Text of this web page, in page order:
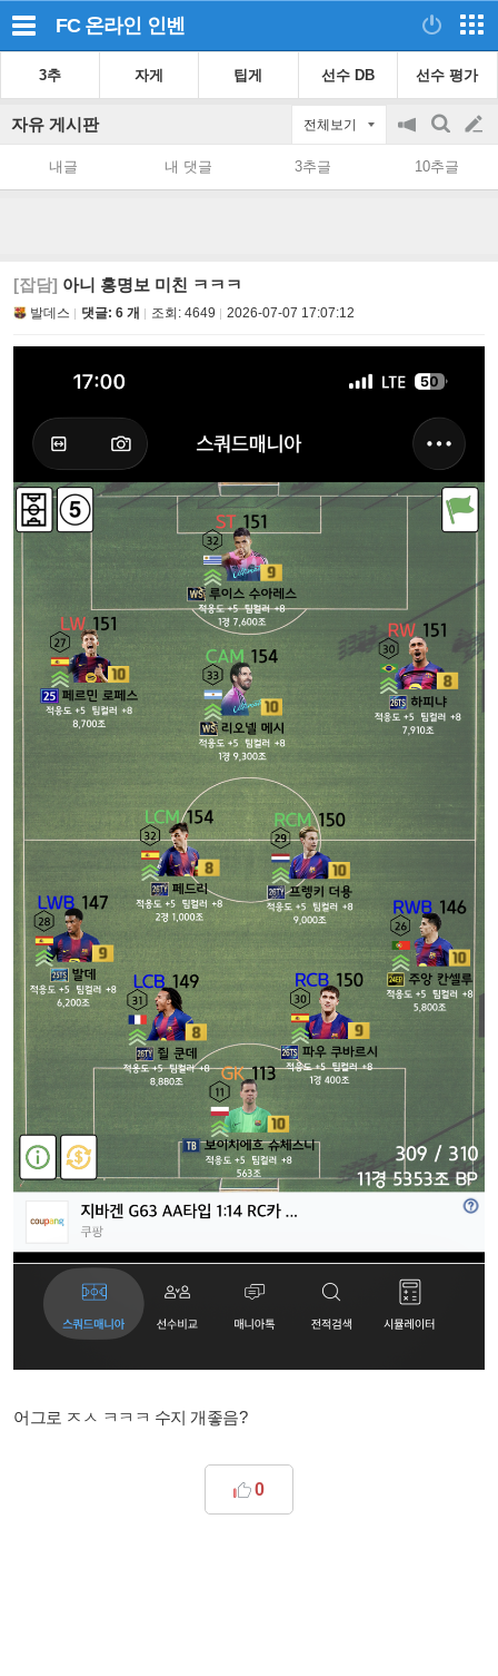
FC 온라인 인벤
3추 자게 팁게 선수 DB 선수 평가
자유 게시판 전체보기
공
지
on/off
검
색
글
쓰
내글 내 댓글 3추글 10추글
[잡담] 아니 홍명보 미친 ㅋㅋㅋ
발데스 댓글: 6 개 조회: 4649 2026-07-07 17:07:12
어그로 ㅈㅅ ㅋㅋㅋ 수지 개좋음?
0